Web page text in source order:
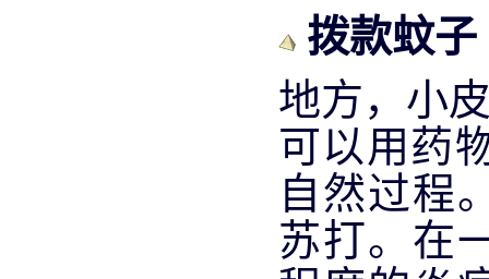
拨款蚊子
地方，小
可以用药
自然过程
苏打。在